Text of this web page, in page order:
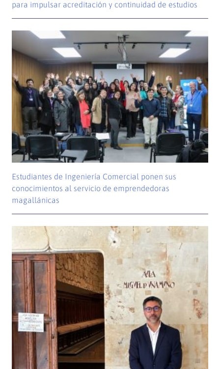
para impulsar acreditación y continuidad de estudios
Estudiantes de Ingeniería Comercial ponen sus
conocimientos al servicio de emprendedoras
magallánicas